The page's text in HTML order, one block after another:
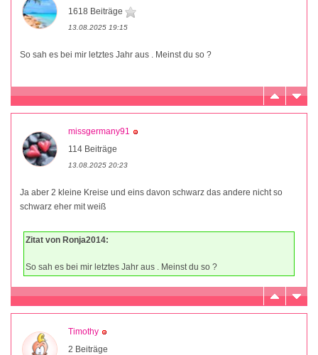
1618 Beiträge
13.08.2025 19:15
So sah es bei mir letztes Jahr aus . Meinst du so ?
missgermany91
114 Beiträge
13.08.2025 20:23
Ja aber 2 kleine Kreise und eins davon schwarz das andere nicht so
schwarz eher mit weiß
Zitat von Ronja2014:
So sah es bei mir letztes Jahr aus . Meinst du so ?
Timothy
2 Beiträge